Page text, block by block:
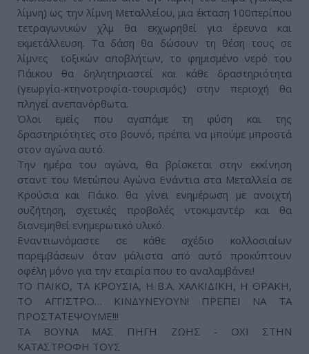
λίμνη) ως την λίμνη Μεταλλείου, μια έκταση 100περίπου
τετραγωνικών χλμ θα εκχωρηθεί για έρευνα και
εκμετάλλευση. Τα δάση θα δώσουν τη θέση τους σε
λίμνες τοξικών αποβλήτων, το φημισμένο νερό του
Πάικου θα δηλητηριαστεί και κάθε δραστηριότητα
(γεωργία-κτηνοτροφία-τουρισμός) στην περιοχή θα
πληγεί ανεπανόρθωτα.
Όλοι εμείς που αγαπάμε τη φύση και της
δραστηριότητες στο βουνό, πρέπει να μπούμε μπροστά
στον αγώνα αυτό.
Την ημέρα του αγώνα, θα βρίσκεται στην εκκίνηση
σταντ του Μετώπου Αγώνα Ενάντια στα Μεταλλεία σε
Κρούσια και Πάικο. θα γίνει ενημέρωση με ανοιχτή
συζήτηση, σχετικές προβολές ντοκιμαντέρ και θα
διανεμηθεί ενημερωτικό υλικό.
Εναντιωνόμαστε σε κάθε σχέδιο κολλοσιαίων
παρεμβάσεων όταν μάλιστα από αυτό προκύπτουν
οφέλη μόνο για την εταιρία που το αναλαμβάνει!
ΤΟ ΠΑΙΚΟ, ΤΑ ΚΡΟΥΣΙΑ, Η Β.Α. ΧΑΛΚΙΔΙΚΗ, Η ΘΡΑΚΗ,
ΤΟ ΑΓΓΙΣΤΡΟ… ΚΙΝΔΥΝΕΥΟΥΝ! ΠΡΕΠΕΙ ΝΑ ΤΑ
ΠΡΟΣΤΑΤΕΨΟΥΜΕ!!!
ΤΑ ΒΟΥΝΑ ΜΑΣ ΠΗΓΗ ΖΩΗΣ - ΟΧΙ ΣΤΗΝ
ΚΑΤΑΣΤΡΟΦΗ ΤΟΥΣ